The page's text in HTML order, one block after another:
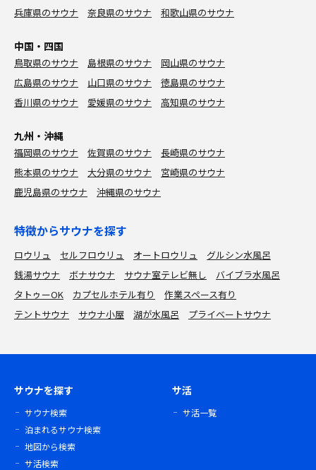
兵庫県のサウナ
奈良県のサウナ 和歌山県のサウナ
中国・四国
鳥取県のサウナ 島根県のサウナ
岡山県のサウナ
広島県のサウナ
山口県のサウナ
徳島県のサウナ
香川県のサウナ
愛媛県のサウナ 高知県のサウナ
九州・沖縄
福岡県のサウナ 佐賀県のサウナ
長崎県のサウナ
熊本県のサウナ
大分県のサウナ
宮崎県のサウナ
鹿児島県のサウナ
沖縄県のサウナ
特徴からサウナを探す
ロウリュ セルフロウリュ オートロウリュ
グルシン水風呂
銭湯サウナ
ボナサウナ サウナ室テレビ無し
バイブラ水風呂
タトゥーOK
カプセルホテル有り
作業スペース有り
テントサウナ
サウナ小屋 湖が水風呂 プライベートサウナ
サウナを探す
サウナ検索
泊まれるサウナ検索
地図から検索
サ活検索
サ活
サ活一覧